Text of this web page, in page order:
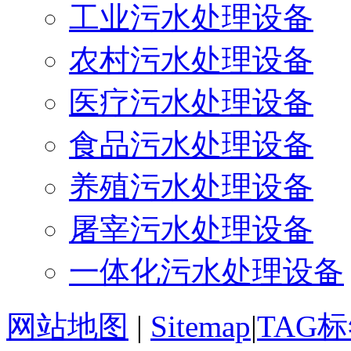
工业污水处理设备
农村污水处理设备
医疗污水处理设备
食品污水处理设备
养殖污水处理设备
屠宰污水处理设备
一体化污水处理设备
网站地图 | Sitemap|TAG